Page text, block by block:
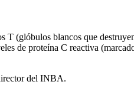
T (glóbulos blancos que
de proteína C reactiva
del INBA.